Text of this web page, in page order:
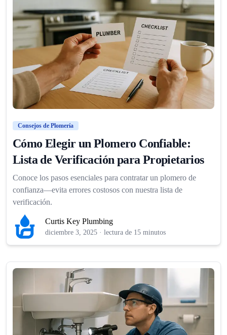
Consejos de Plomería
Cómo Elegir un Plomero Confiable:
Lista de Verificación para Propietarios
Conoce los pasos esenciales para contratar un plomero de
confianza—evita errores costosos con nuestra lista de
verificación.
Curtis Key Plumbing
diciembre 3, 2025 · lectura de 15 minutos